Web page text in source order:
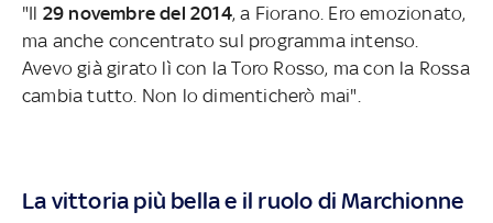
"Il 29 novembre del 2014, a Fiorano. Ero emozionato,
ma anche concentrato sul programma intenso.
Avevo già girato lì con la Toro Rosso, ma con la Rossa
cambia tutto. Non lo dimenticherò mai".
La vittoria più bella e il ruolo di Marchionne